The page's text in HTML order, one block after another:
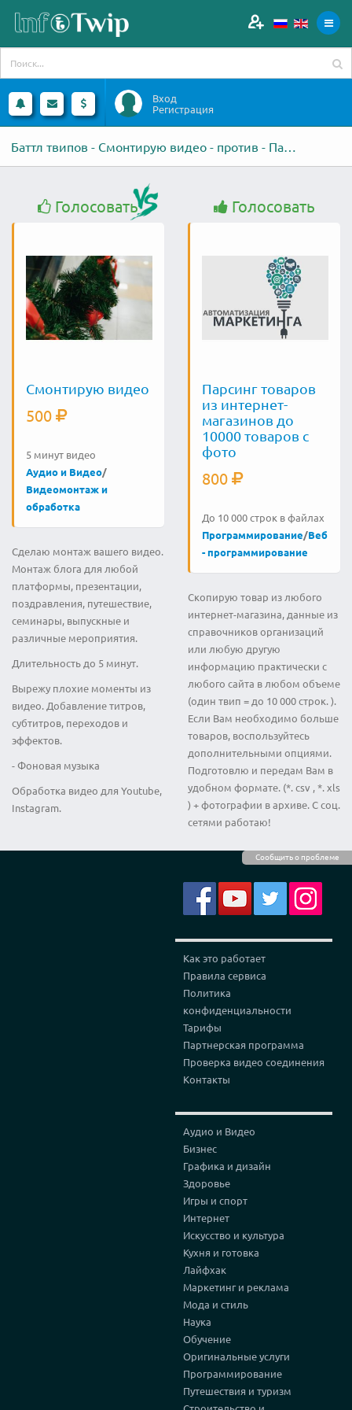
Вход
Регистрация
Баттл твипов - Смонтирую видео - против - Парсинг товаров из
Сообщить о проблеме
Голосовать
Смонтирую видео
500
5 минут видео
Аудио и Видео/
Видеомонтаж и
обработка
Сделаю монтаж вашего видео.
Монтаж блога для любой
платформы, презентации,
поздравления, путешествие,
семинары, выпускные и
различные мероприятия.
Длительность до 5 минут.
Вырежу плохие моменты из
видео. Добавление титров,
субтитров, переходов и
эффектов.
- Фоновая музыка
Обработка видео для Youtube,
Instagram.
Голосовать
Парсинг товаров
из интернет-
магазинов до
10000 товаров с
фото
800
До 10 000 строк в файлах
Программирование/Веб
- программирование
Скопирую товар из любого
интернет-магазина, данные из
справочников организаций
или любую другую
информацию практически с
любого сайта в любом объеме
(один твип = до 10 000 строк. ).
Если Вам необходимо больше
товаров, воспользуйтесь
дополнительными опциями.
Подготовлю и передам Вам в
удобном формате. (*. csv , *. xls
) + фотографии в архиве. С соц.
сетями работаю!
Как это работает
Правила сервиса
Политика
конфиденциальности
Тарифы
Партнерская программа
Проверка видео соединения
Контакты
Аудио и Видео
Бизнес
Графика и дизайн
Здоровье
Игры и спорт
Интернет
Искусство и культура
Кухня и готовка
Лайфхак
Маркетинг и реклама
Мода и стиль
Наука
Обучение
Оригинальные услуги
Программирование
Путешествия и туризм